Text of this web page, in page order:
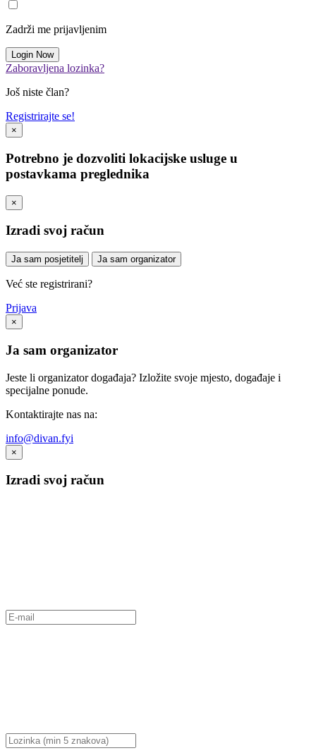
Zadrži me prijavljenim
Zaboravljena lozinka?
Još niste član?
Registrirajte se!
×
Potrebno je dozvoliti lokacijske usluge u
postavkama preglednika
×
Izradi svoj račun
Ja sam posjetitelj Ja sam organizator
Već ste registrirani?
Prijava
×
Ja sam organizator
Jeste li organizator događaja? Izložite svoje mjesto, događaje i
specijalne ponude.
Kontaktirajte nas na:
info@divan.fyi
×
Izradi svoj račun